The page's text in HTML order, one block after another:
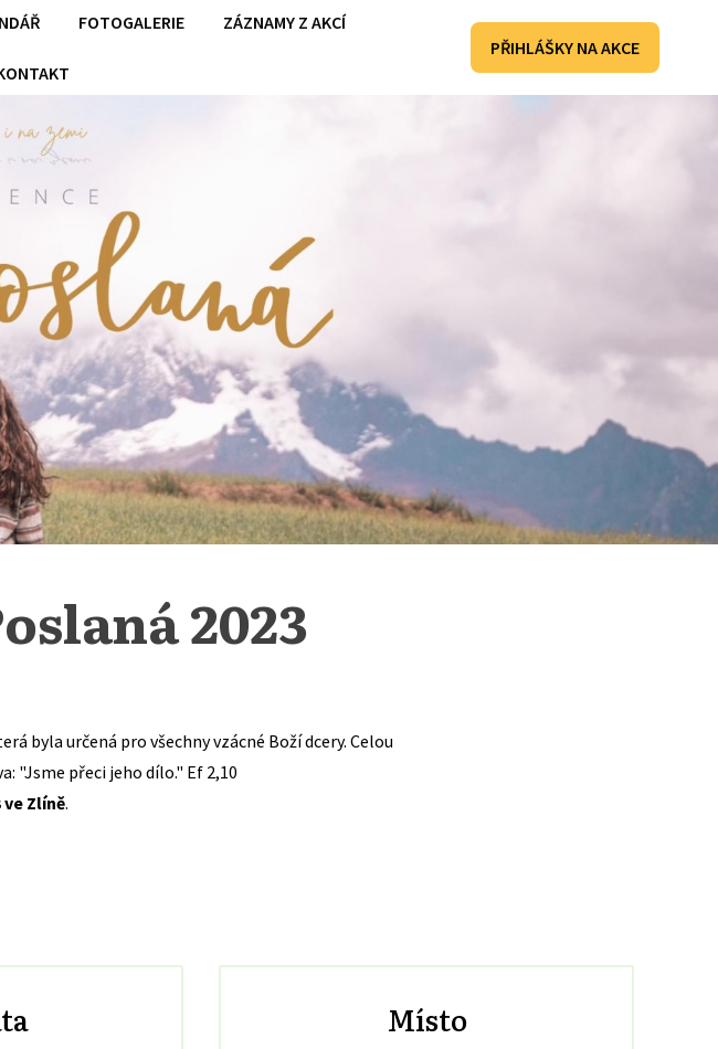
FOTOGALERIE ZÁZNAMY Z AKCÍ
PŘIHLÁŠKY NA AKCE
2023
byla určená pro všechny vzácné Boží dcery. Celou
"Jsme přeci jeho dílo." Ef 2,10
ve Zlíně.
Místo